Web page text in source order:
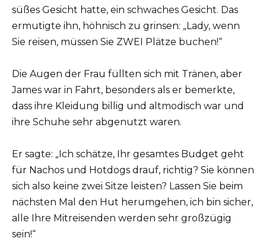
süßes Gesicht hatte, ein schwaches Gesicht. Das
ermutigte ihn, höhnisch zu grinsen: „Lady, wenn
Sie reisen, müssen Sie ZWEI Plätze buchen!“
Die Augen der Frau füllten sich mit Tränen, aber
James war in Fahrt, besonders als er bemerkte,
dass ihre Kleidung billig und altmodisch war und
ihre Schuhe sehr abgenutzt waren.
Er sagte: „Ich schätze, Ihr gesamtes Budget geht
für Nachos und Hotdogs drauf, richtig? Sie können
sich also keine zwei Sitze leisten? Lassen Sie beim
nächsten Mal den Hut herumgehen, ich bin sicher,
alle Ihre Mitreisenden werden sehr großzügig
sein!“